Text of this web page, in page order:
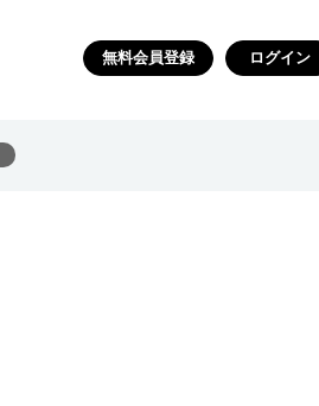
無料会員登録 ログイン